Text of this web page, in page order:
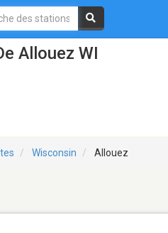
Allouez WI
Wisconsin Allouez